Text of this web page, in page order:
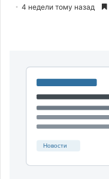
4 недели тому назад